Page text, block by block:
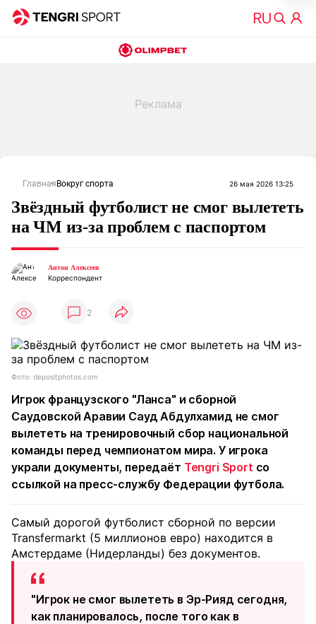
Главная Вокруг спорта 26 мая 2026 13:25
Звёздный футболист не смог вылететь
на ЧМ из-за проблем с паспортом
Антон Алексеев
Корреспондент
2
Фото: depositphotos.com
Игрок французского "Ланса" и сборной
Саудовской Аравии Сауд Абдулхамид не смог
вылететь на тренировочный сбор национальной
команды перед чемпионатом мира. У игрока
украли документы, передаёт Tengri Sport со
ссылкой на пресс-службу Федерации футбола.
Самый дорогой футболист сборной по версии
Transfermarkt (5 миллионов евро) находится в
Амстердаме (Нидерланды) без документов.
"Игрок не смог вылететь в Эр-Рияд сегодня,
как планировалось, после того как в